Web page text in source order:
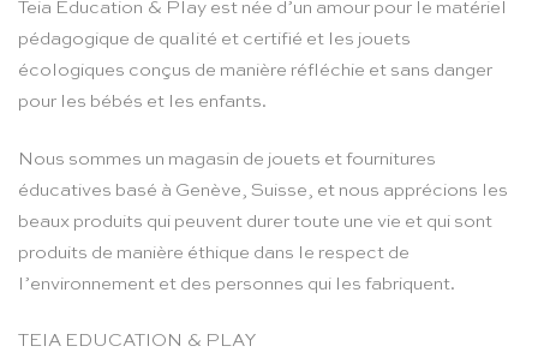
Teia Education & Play est née d’un amour pour le matériel
pédagogique de qualité et certifié et les jouets
écologiques conçus de manière réfléchie et sans danger
pour les bébés et les enfants.
Nous sommes un magasin de jouets et fournitures
éducatives basé à Genève, Suisse, et nous apprécions les
beaux produits qui peuvent durer toute une vie et qui sont
produits de manière éthique dans le respect de
l’environnement et des personnes qui les fabriquent.
TEIA EDUCATION & PLAY